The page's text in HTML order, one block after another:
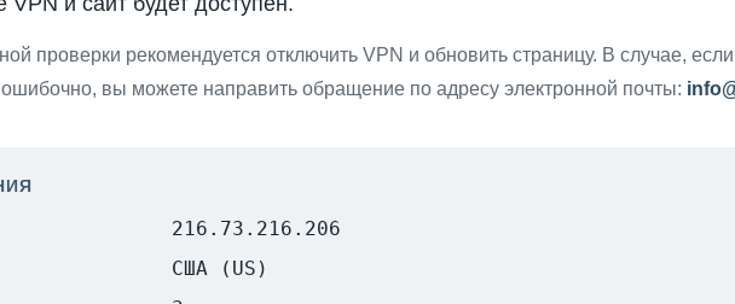
проверки рекомендуется отключить VPN и обновить страницу. В случае,
вы можете направить обращение по адресу электронной почты:
216.73.216.206
США (US)